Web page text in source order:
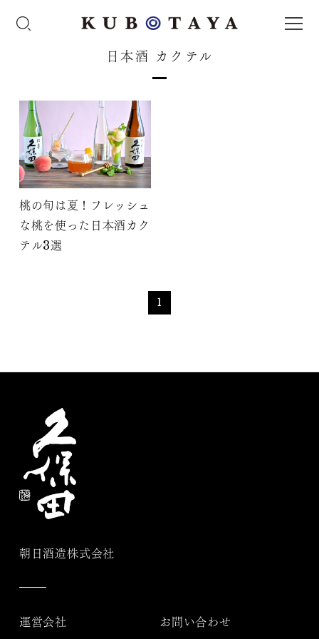
日本酒 カクテル
桃の旬は夏！フレッシュ
な桃を使った日本酒カク
テル3選
1
朝日酒造株式会社
運営会社 お問い合わせ